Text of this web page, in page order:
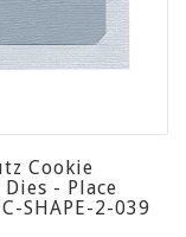
Cookie
- Place
SHAPE-2-039